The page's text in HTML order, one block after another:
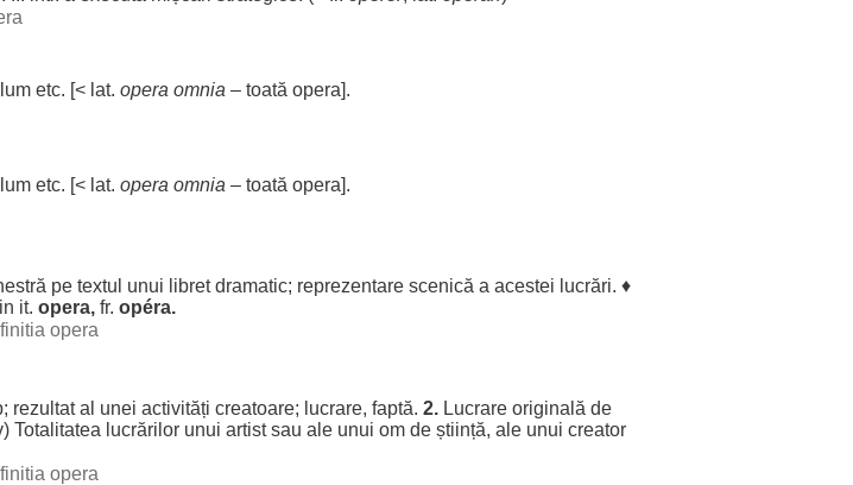
etc. [< lat. opera omnia – toată opera].
etc. [< lat. opera omnia – toată opera].
pe textul unui libret dramatic; reprezentare scenică a acestei lucrări. ♦
it. opera, fr. opéra.
opera
; rezultatal unei activități creatoare; lucrare, faptă. 2. Lucrare originală de
) Totalitatea lucrărilor unui artistsau ale unui om de știință, ale unui creator
opera